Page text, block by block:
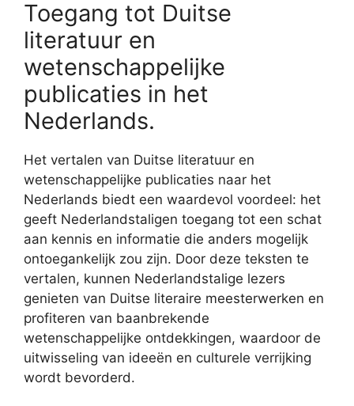
Toegang tot Duitse
literatuur en
wetenschappelijke
publicaties in het
Nederlands.
Het vertalen van Duitse literatuur en
wetenschappelijke publicaties naar het
Nederlands biedt een waardevol voordeel: het
geeft Nederlandstaligen toegang tot een schat
aan kennis en informatie die anders mogelijk
ontoegankelijk zou zijn. Door deze teksten te
vertalen, kunnen Nederlandstalige lezers
genieten van Duitse literaire meesterwerken en
profiteren van baanbrekende
wetenschappelijke ontdekkingen, waardoor de
uitwisseling van ideeën en culturele verrijking
wordt bevorderd.